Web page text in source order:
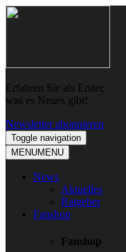
Skip
Skip
Erfahren Sie als Erster,
was es Neues gibt!
Newsletter abonnieren
Toggle navigation
MENUMENU
News
Aktuelles
Ratgeber
Fanshop
Fanshop